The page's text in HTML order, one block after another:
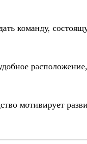
команду,
мотивирует